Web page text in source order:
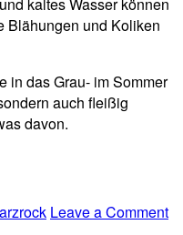
Blähungen und Koliken
in das Grau- im Sommer
auch fleißig
davon.
Leave a Comment